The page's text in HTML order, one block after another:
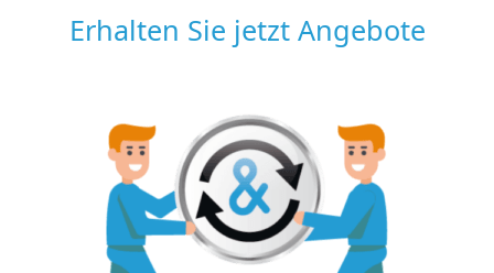
Erhalten Sie jetzt Angebote